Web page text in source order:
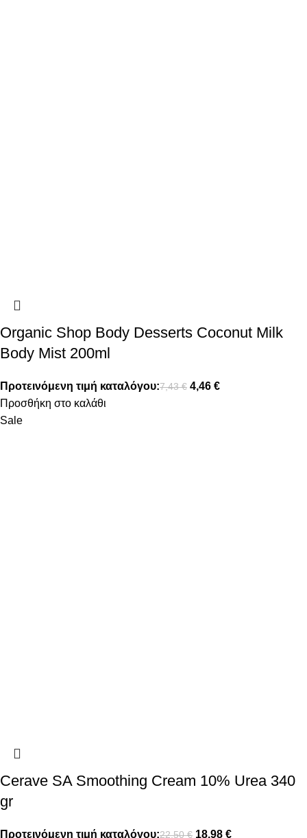
Organic Shop Body Desserts Coconut Milk
Body Mist 200ml
Προτεινόμενη τιμή καταλόγου:7,43€ 4,46 €
Προσθήκη στο καλάθι
Sale
Cerave SA Smoothing Cream 10% Urea 340
gr
Προτεινόμενη τιμή καταλόγου:22,50€ 18,98 €